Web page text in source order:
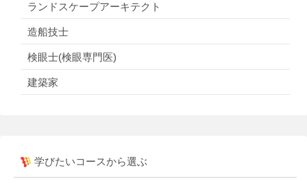
ランドスケープアーキテクト
造船技士
検眼士(検眼専門医)
建築家
学びたいコースから選ぶ